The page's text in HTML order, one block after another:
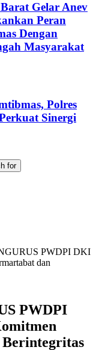
Gelar Anev
Peran
Dengan
Masyarakat
Polres
Sinergi
for
PWDPI DKI
dan
PWDPI